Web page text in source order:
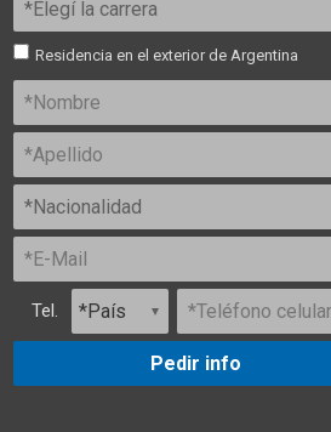
Residencia en el exterior de Argentina
Tel.
Pedir info